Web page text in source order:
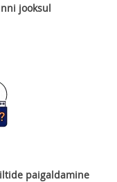
jooksul
paigaldamine